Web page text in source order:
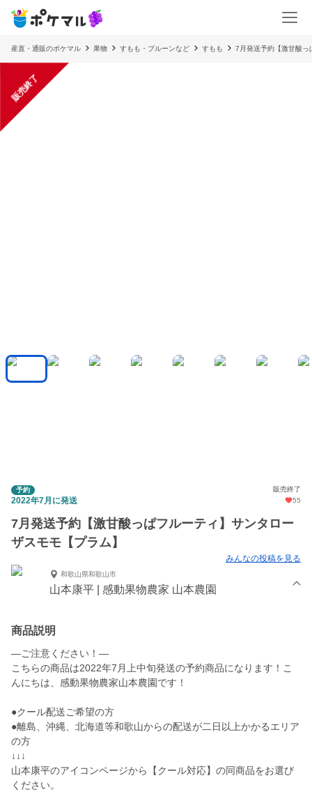
産直・通販のポケマル 果物 すもも・プルーンなど すもも 7月発送予約【激甘酸っ
販売終了
予約 販売終了
2022年7月に発送 55
7月発送予約【激甘酸っぱフルーティ】サンタロー
ザスモモ【プラム】
みんなの投稿を見る
和歌山県和歌山市
山本康平 | 感動果物農家 山本農園
商品説明
—ご注意ください！—
こちらの商品は2022年7月上中旬発送の予約商品になります！こ
んにちは、感動果物農家山本農園です！
●クール配送ご希望の方
●離島、沖縄、北海道等和歌山からの配送が二日以上かかるエリア
の方
↓↓↓
山本康平のアイコンページから【クール対応】の同商品をお選び
ください。